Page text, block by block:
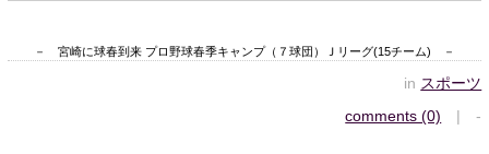
－ 宮崎に球春到来 プロ野球春季キャンプ（７球団）Ｊリーグ(15チーム) －
in スポーツ
comments (0) | -